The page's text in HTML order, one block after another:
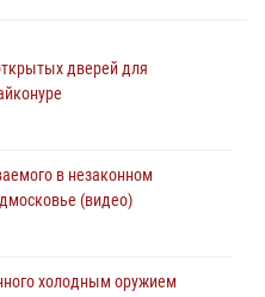
дверей для
в незаконном
(видео)
холодным оружием